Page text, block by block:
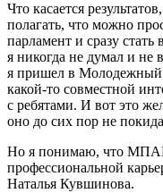
Что касается
полагать, что можно
парламент и сразу
я никогда не думал и не
я пришел в Молодежный
какой-то совместной
с ребятами. И вот это
оно до сих пор не
Но я понимаю, что
профессиональной
Наталья Кувшинова.